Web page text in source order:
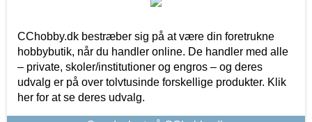
CChobby.dk bestræber sig på at være din foretrukne
hobbybutik, når du handler online. De handler med alle
– private, skoler/institutioner og engros – og deres
udvalg er på over tolvtusinde forskellige produkter. Klik
her for at se deres udvalg.